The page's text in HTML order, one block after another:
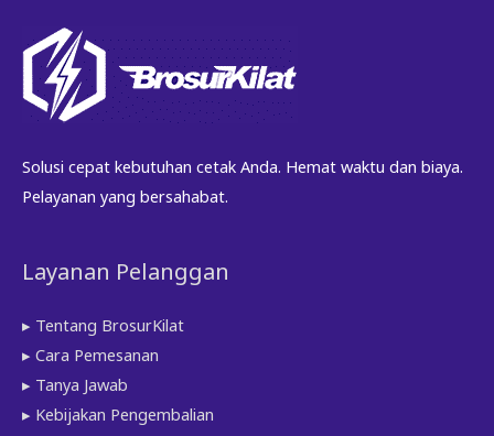
Solusi cepat kebutuhan cetak Anda. Hemat waktu dan biaya.
Pelayanan yang bersahabat.
Layanan Pelanggan
▸ Tentang BrosurKilat
▸ Cara Pemesanan
▸ Tanya Jawab
▸ Kebijakan Pengembalian